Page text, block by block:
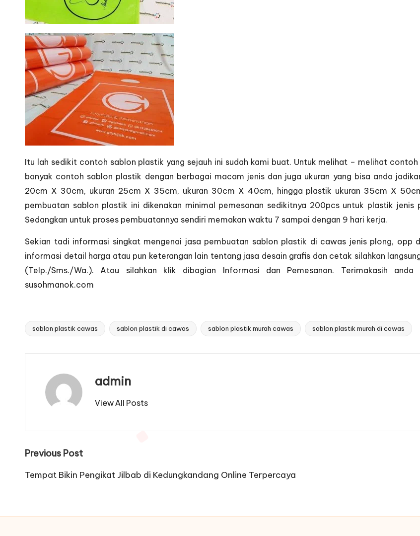
Itu lah sedikit contoh sablon plastik yang sejauh ini sudah kami buat. Untuk melihat – melihat
banyak contoh sablon plastik dengan berbagai macam jenis dan juga ukuran yang bisa anda
20cm X 30cm, ukuran 25cm X 35cm, ukuran 30cm X 40cm, hingga plastik ukuran 35cm X
pembuatan sablon plastik ini dikenakan minimal pemesanan sedikitnya 200pcs untuk plastik
Sedangkan untuk proses pembuatannya sendiri memakan waktu 7 sampai dengan 9 hari kerja.
Sekian tadi informasi singkat mengenai jasa pembuatan sablon plastik di cawas jenis plong, opp
informasi detail harga atau pun keterangan lain tentang jasa desain grafis dan cetak silahkan
(Telp./Sms./Wa.). Atau silahkan klik dibagian Informasi dan Pemesanan. Terimakasih anda
susohmanok.com
Tags:
sablon plastik cawas sablon plastik di cawas sablon plastik murah cawas sablon plastik murah di cawas
admin
View All Posts
Post
navigation
Previous Post
Tempat Bikin Pengikat Jilbab di Kedungkandang Online Terpercaya